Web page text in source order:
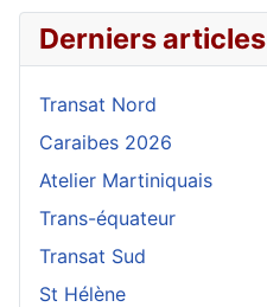
Derniers articles
Transat Nord
Caraibes 2026
Atelier Martiniquais
Trans-équateur
Transat Sud
St Hélène